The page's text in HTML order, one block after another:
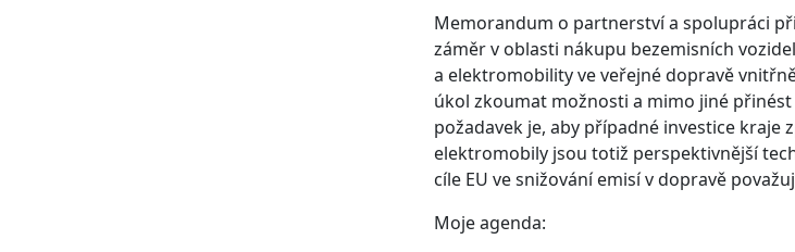
Memorandum o partnerství a spolupráci
záměr v oblasti nákupu bezemisních
a elektromobility ve veřejné dopravě
úkol zkoumat možnosti a mimo jiné
požadavek je, aby případné investice
elektromobily jsou totiž perspektivnější
cíle EU ve snižování emisí v dopravě
Moje agenda: